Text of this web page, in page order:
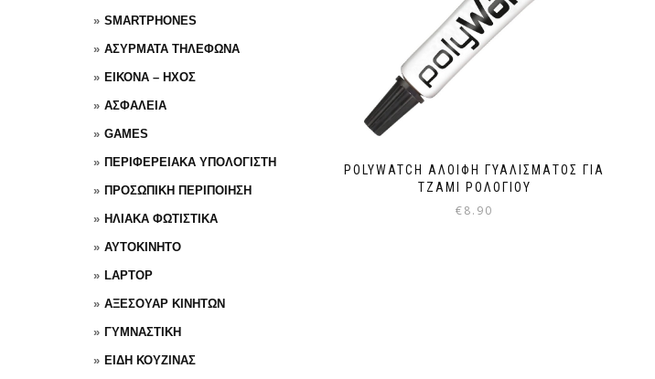
POLYWATCH ΑΛΟΙΦΉ ΓΥΑΛΊΣΜΑΤΟΣ ΓΙΑ
ΤΖΆΜΙ ΡΟΛΟΓΙΟΎ
€8.90
SMARTPHONES
ΑΣΥΡΜΑΤΑ ΤΗΛΕΦΩΝΑ
ΕΙΚΟΝΑ – ΗΧΟΣ
ΑΣΦΑΛΕΙΑ
GAMES
ΠΕΡΙΦΕΡΕΙΑΚΑ ΥΠΟΛΟΓΙΣΤΗ
ΠΡΟΣΩΠΙΚΗ ΠΕΡΙΠΟΙΗΣΗ
ΗΛΙΑΚΑ ΦΩΤΙΣΤΙΚΑ
ΑΥΤΟΚΙΝΗΤΟ
LAPTOP
ΑΞΕΣΟΥΑΡ ΚΙΝΗΤΩΝ
ΓΥΜΝΑΣΤΙΚΗ
ΕΙΔΗ ΚΟΥΖΙΝΑΣ